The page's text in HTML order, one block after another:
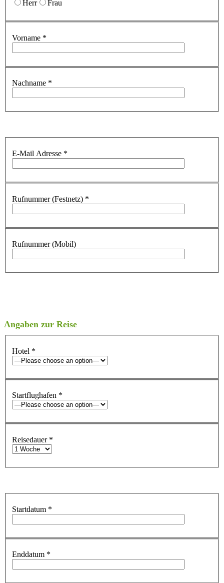
Herr Frau
Vorname *
Nachname *
E-Mail Adresse *
Rufnummer (Festnetz) *
Rufnummer (Mobil)
Angaben zur Reise
Hotel *
Startflughafen *
Reisedauer *
Startdatum *
Enddatum *